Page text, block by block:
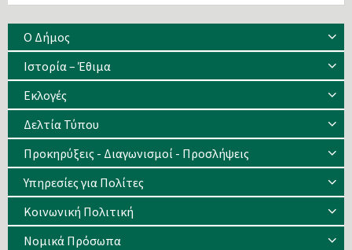
Ο Δήμος
Ιστορία – Έθιμα
Eκλογές
Δελτία Τύπου
Προκηρύξεις - Διαγωνισμοί - Προσλήψεις
Υπηρεσίες για Πολίτες
Κοινωνική Πολιτική
Νομικά Πρόσωπα